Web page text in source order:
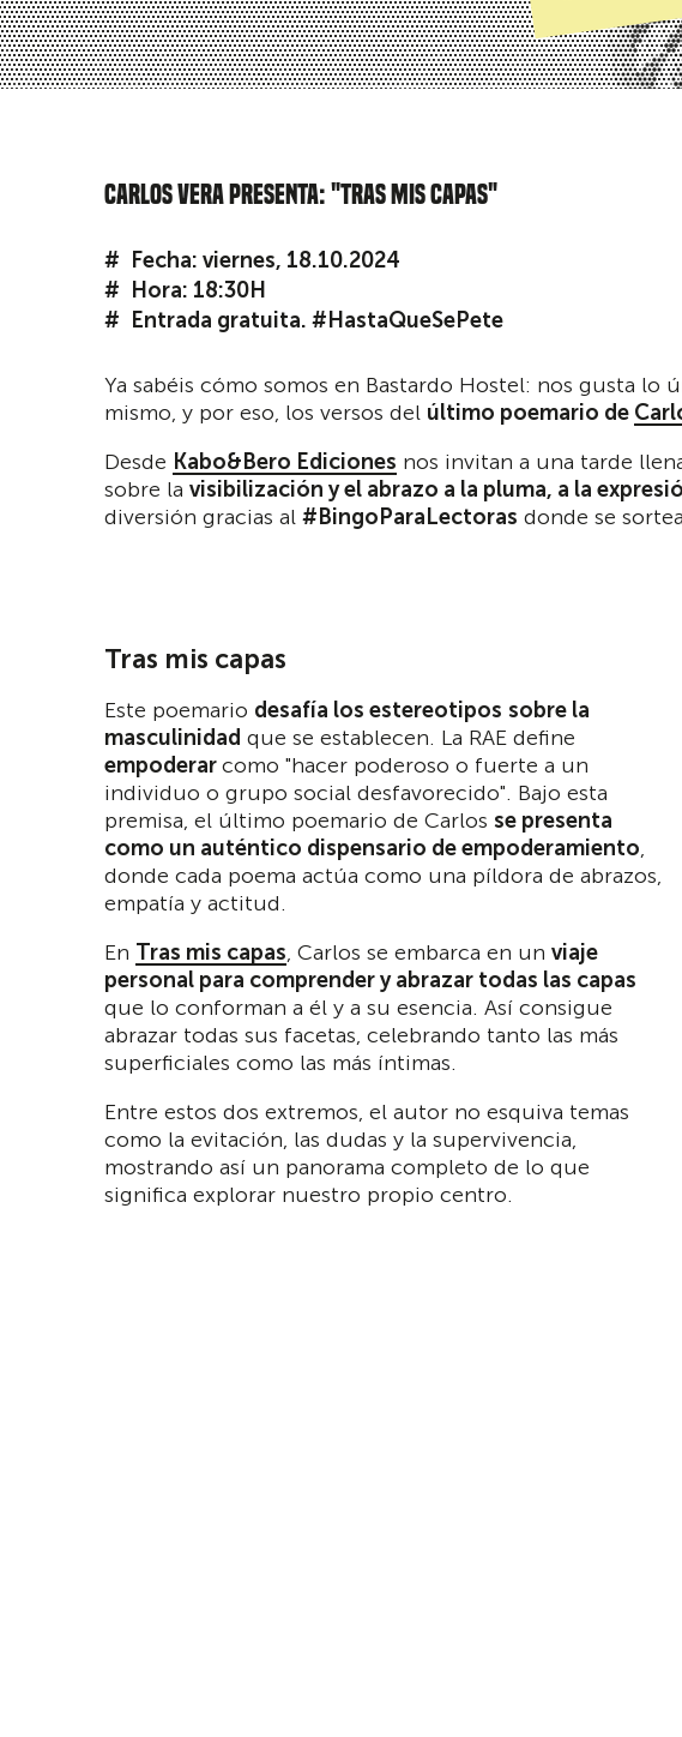
CARLOS VERA PRESENTA: "TRAS MIS CAPAS"
Fecha: viernes, 18.10.2024
Hora: 18:30H
Entrada gratuita. #HastaQueSePete
Ya sabéis cómo somos en Bastardo Hostel: nos gusta
mismo, y por eso, los versos del último poemario de
Desde Kabo&Bero Ediciones nos invitan a una tarde
sobre la visibilización y el abrazo a la pluma, a la
diversión gracias al #BingoParaLectoras donde se
Tras mis capas
Este poemario desafía los estereotipos sobre la
masculinidad que se establecen. La RAE define
empoderarcomo "hacer poderoso o fuerte a un
individuo o grupo social desfavorecido". Bajo esta
premisa, el último poemario de Carlos se presenta
como un auténtico dispensario de empoderamiento,
donde cada poema actúa como una píldora de abrazos,
empatía y actitud.
En Tras mis capas, Carlos se embarca en un viaje
personal para comprender y abrazar todas las capas
que lo conforman a él y a su esencia. Así consigue
abrazar todas sus facetas, celebrando tanto las más
superficiales como las más íntimas.
Entre estos dos extremos, el autor no esquiva temas
como la evitación, las dudas y la supervivencia,
mostrando así un panorama completo de lo que
significa explorar nuestro propio centro.